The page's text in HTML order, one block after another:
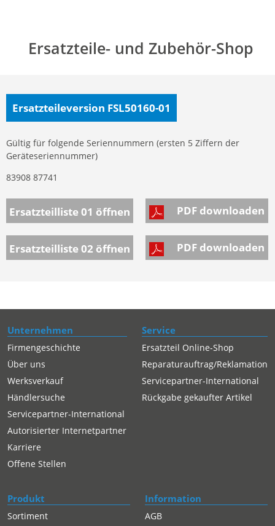
Ersatzteile- und Zubehör-Shop
Ersatzteileversion FSL50160-01
Gültig für folgende Seriennummern (ersten 5 Ziffern der
Geräteseriennummer)
83908 87741
Ersatzteilliste 01 öffnen PDF downloaden
Ersatzteilliste 02 öffnen PDF downloaden
Unternehmen
Firmengeschichte
Über uns
Werksverkauf
Händlersuche
Servicepartner-International
Autorisierter Internetpartner
Karriere
Offene Stellen
Service
Ersatzteil Online-Shop
Reparaturauftrag/Reklamation
Servicepartner-International
Rückgabe gekaufter Artikel
Produkt
Sortiment
Information
AGB